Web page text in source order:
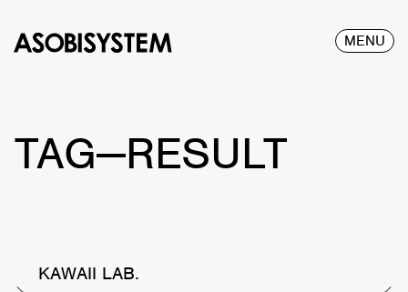
MENU
TAG—RESULT
KAWAII LAB.